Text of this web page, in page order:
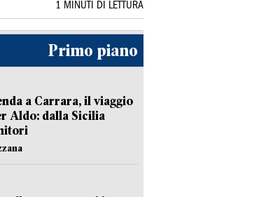
1 MINUTI DI LETTURA
Primo piano
a Carrara, il viaggio
Aldo: dalla Sicilia